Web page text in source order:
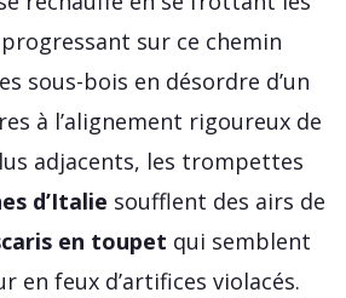
sur ce chemin
sous-bois en désordre d’un
à l’alignement rigoureux de
adjacents, les trompettes
d’Italie soufflent des airs de
en toupet qui semblent
en feux d’artifices violacés.